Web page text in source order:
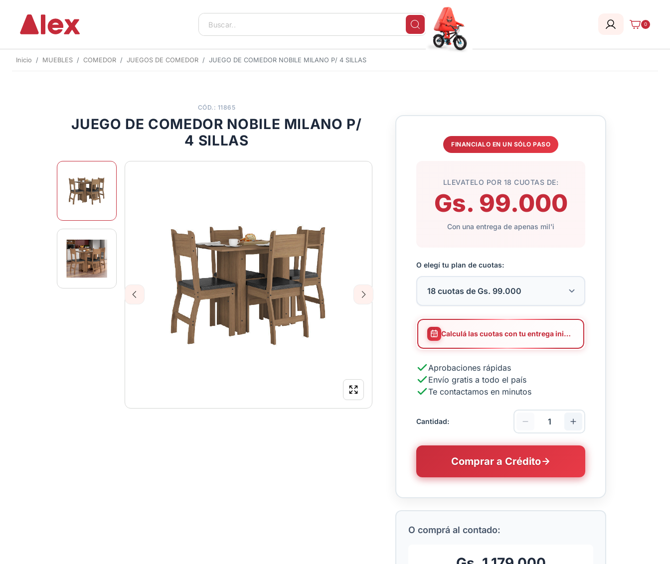
0
Inicio MUEBLES COMEDOR JUEGOS DE COMEDOR JUEGO DE COMEDOR NOBILE MILANO P/ 4 SILLAS
CÓD.: 11865
JUEGO DE COMEDOR NOBILE MILANO P/
4 SILLAS
Previous Next
FINANCIALO EN UN SÓLO PASO
LLEVATELO POR 18 CUOTAS DE:
Gs. 99.000
Con una entrega de apenas mil'i
O elegí tu plan de cuotas:
Calculá las cuotas con tu entrega inicial
Aprobaciones rápidas
Envío gratis a todo el país
Te contactamos en minutos
Cantidad:
Comprar a Crédito
O comprá al contado: